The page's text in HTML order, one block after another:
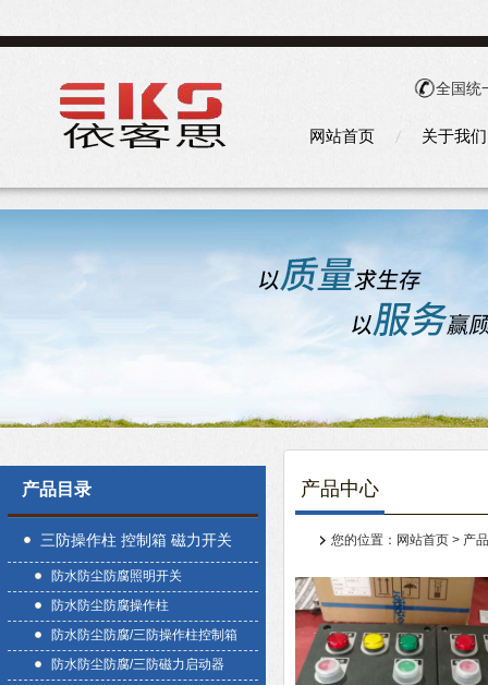
全国统
网站首页 关于我们
产品目录
三防操作柱 控制箱 磁力开关
盒防水防尘防腐照明开关
防水防尘防腐操作柱
防水防尘防腐/三防操作柱控制箱
防水防尘防腐/三防磁力启动器
产品中心
您的位置： 网站首页 > 产